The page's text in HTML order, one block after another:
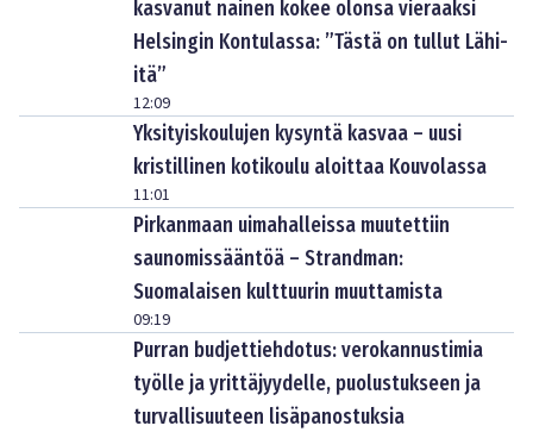
kasvanut nainen kokee olonsa vieraaksi
Helsingin Kontulassa: ”Tästä on tullut Lähi-
itä”
12:09
Yksityiskoulujen kysyntä kasvaa – uusi
kristillinen kotikoulu aloittaa Kouvolassa
11:01
Pirkanmaan uimahalleissa muutettiin
saunomissääntöä – Strandman:
Suomalaisen kulttuurin muuttamista
09:19
Purran budjettiehdotus: verokannustimia
työlle ja yrittäjyydelle, puolustukseen ja
turvallisuuteen lisäpanostuksia